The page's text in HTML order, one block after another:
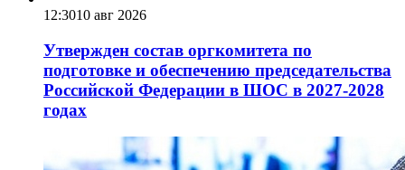
12:3010 авг 2026
Утвержден состав оргкомитета по
подготовке и обеспечению председательства
Российской Федерации в ШОС в 2027-2028
годах